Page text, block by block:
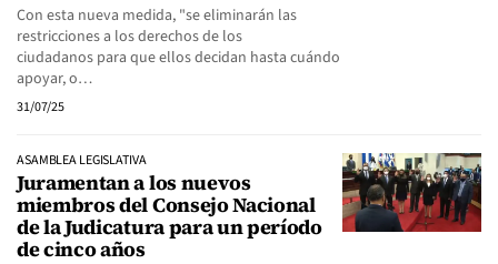
Con esta nueva medida, "se eliminarán las
restricciones a los derechos de los
ciudadanos para que ellos decidan hasta cuándo
apoyar, o…
31/07/25
ASAMBLEA LEGISLATIVA
Juramentan a los nuevos
miembros del Consejo Nacional
de la Judicatura para un período
de cinco años